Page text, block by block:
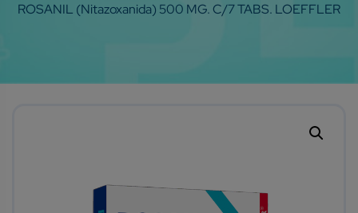
ROSANIL (Nitazoxanida) 500 MG. C/7 TABS. LOEFFLER